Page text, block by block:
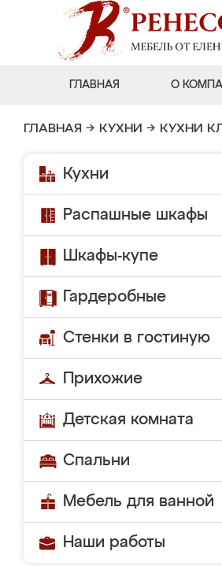
ГЛАВНАЯ О
ГЛАВНАЯ → КУХНИ → КУХНИ
Кухни
Распашные шкафы
Шкафы-купе
Гардеробные
Стенки в гостиную
Прихожие
Детская комната
Спальни
Мебель для ванной
Наши работы